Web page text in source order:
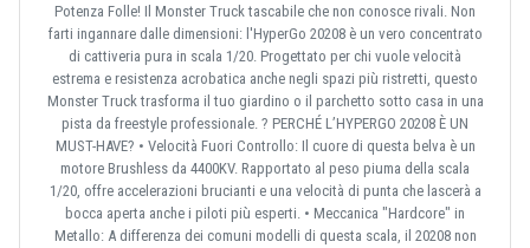
Potenza Folle! Il Monster Truck tascabile che non conosce rivali. Non
farti ingannare dalle dimensioni: l'HyperGo 20208 è un vero concentrato
di cattiveria pura in scala 1/20. Progettato per chi vuole velocità
estrema e resistenza acrobatica anche negli spazi più ristretti, questo
Monster Truck trasforma il tuo giardino o il parchetto sotto casa in una
pista da freestyle professionale. ? PERCHÉ L’HYPERGO 20208 È UN
MUST-HAVE? • Velocità Fuori Controllo: Il cuore di questa belva è un
motore Brushless da 4400KV. Rapportato al peso piuma della scala
1/20, offre accelerazioni brucianti e una velocità di punta che lascerà a
bocca aperta anche i piloti più esperti. • Meccanica "Hardcore" in
Metallo: A differenza dei comuni modelli di questa scala, il 20208 non